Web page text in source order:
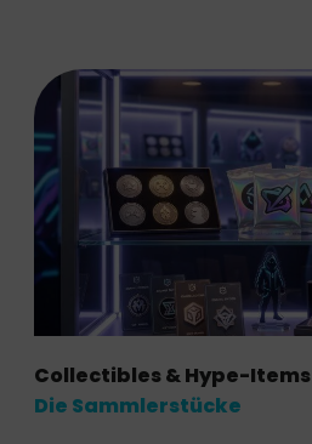
Collectibles & Hype-Items
Die Sammlerstücke